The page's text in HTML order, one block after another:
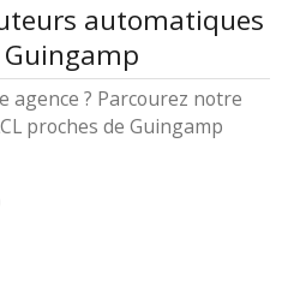
automatiques
Guingamp
agence ? Parcourez notre
proches de Guingamp